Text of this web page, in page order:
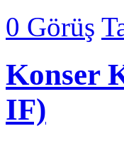
0 Görüş
Konser
IF)